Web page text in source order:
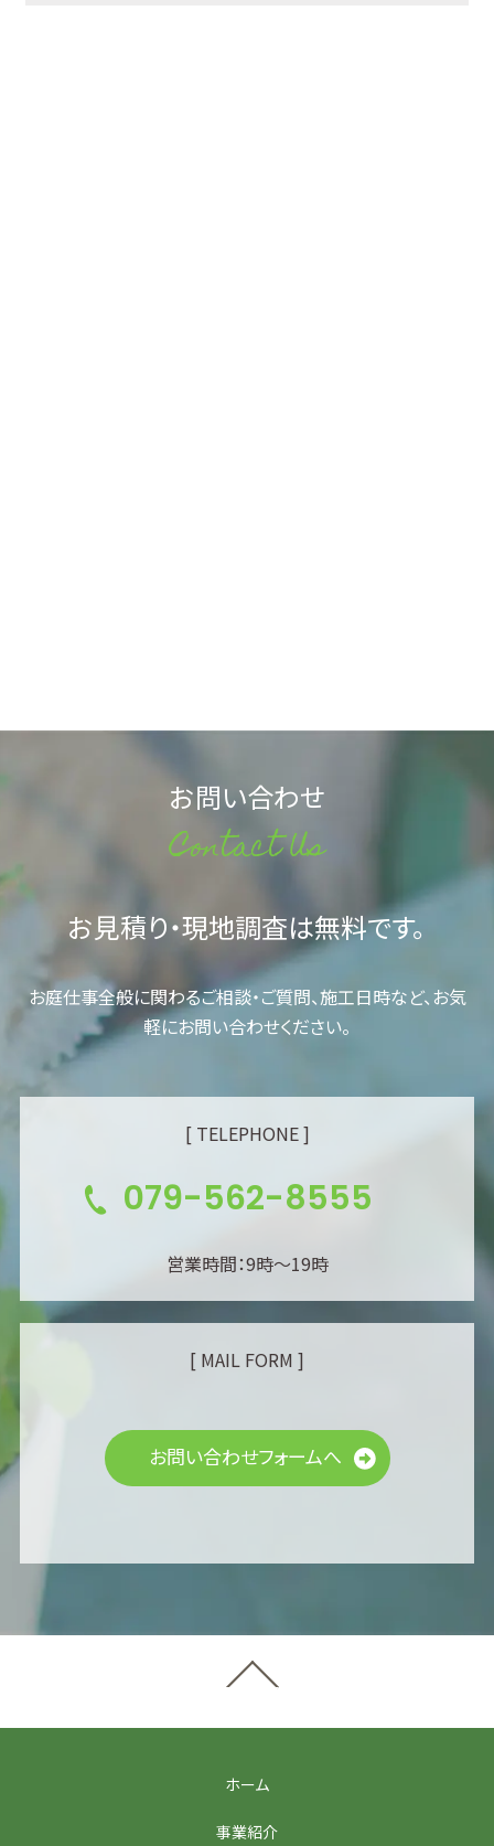
お問い合わせ
Contact Us
お見積り・現地調査は無料です。
お庭仕事全般に関わるご相談・ご質問、施工日時など、お気
軽にお問い合わせください。
[ TELEPHONE ]
079-562-8555
営業時間：9時～19時
[ MAIL FORM ]
お問い合わせフォームへ
ホーム
事業紹介